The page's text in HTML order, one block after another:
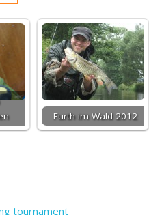
Furth im Wald 2012
tournament